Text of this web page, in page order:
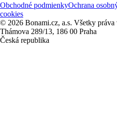
Obchodné podmienkyOchrana
cookies
© 2026 Bonami.cz, a.s. Všetky práva
Thámova 289/13, 186 00 Praha
Česká republika